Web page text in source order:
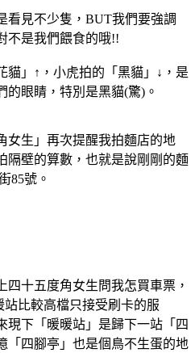
看見不少隻，BUT我們要強調
不是我們餵食的哦!!
貓」↑，小虎拍的「黑貓」↓，是
的眼睛，特別是黑貓(驚)。
女生」再次提醒我拍麵店的地
隔壁的算數，也就是說剛剛的麵
85號。
四十五度角女生問我怎買車票，
比較高檔只接受刷卡的服
現下「暖暖站」是歸下一站「四
「四腳亭」也是個鳥不生蛋的地